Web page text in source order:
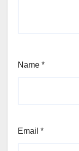
Name *
Email *